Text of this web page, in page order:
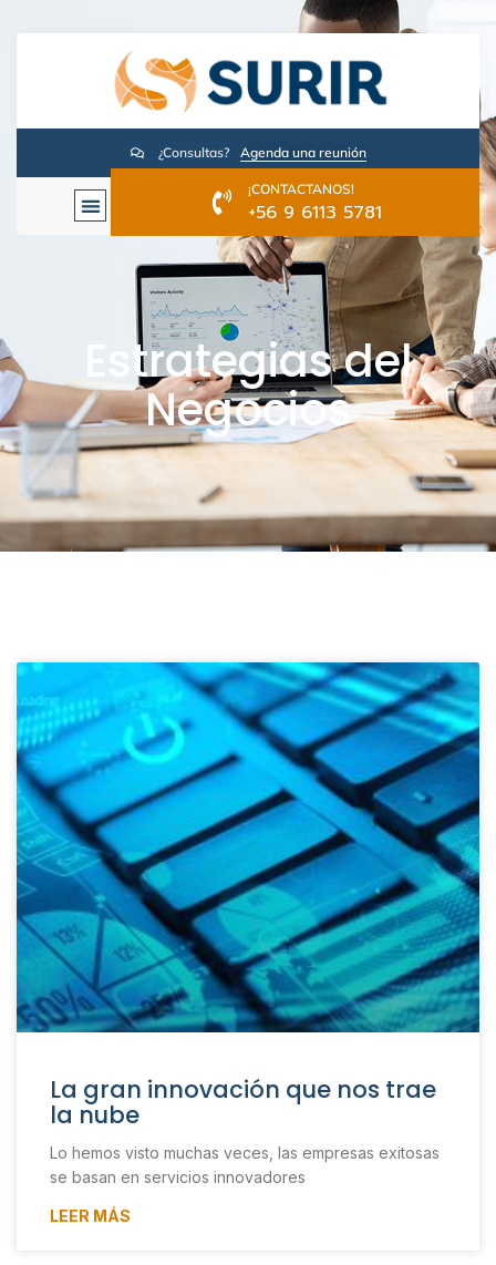
¿Consultas? Agenda una reunión
¡CONTACTANOS!
+56 9 6113 5781
Estrategias del
Negocios
La gran innovación que nos trae
la nube
Lo hemos visto muchas veces, las empresas exitosas
se basan en servicios innovadores
LEER MÁS